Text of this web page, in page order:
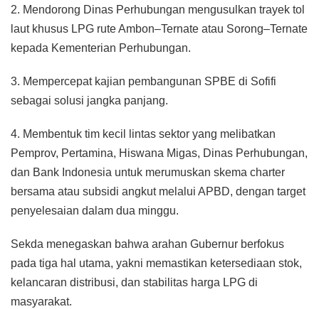
2. Mendorong Dinas Perhubungan mengusulkan trayek tol
laut khusus LPG rute Ambon–Ternate atau Sorong–Ternate
kepada Kementerian Perhubungan.
3. Mempercepat kajian pembangunan SPBE di Sofifi
sebagai solusi jangka panjang.
4. Membentuk tim kecil lintas sektor yang melibatkan
Pemprov, Pertamina, Hiswana Migas, Dinas Perhubungan,
dan Bank Indonesia untuk merumuskan skema charter
bersama atau subsidi angkut melalui APBD, dengan target
penyelesaian dalam dua minggu.
Sekda menegaskan bahwa arahan Gubernur berfokus
pada tiga hal utama, yakni memastikan ketersediaan stok,
kelancaran distribusi, dan stabilitas harga LPG di
masyarakat.